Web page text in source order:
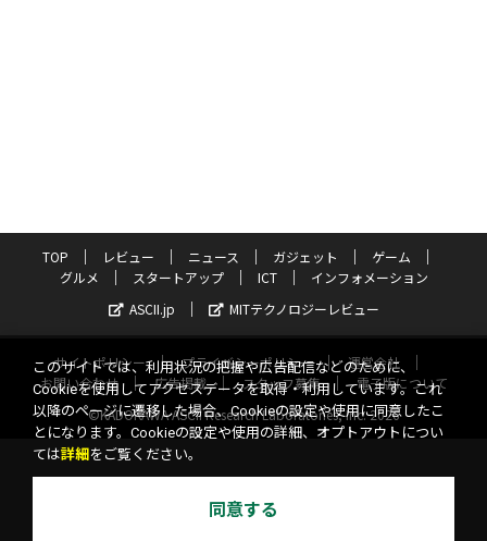
TOP レビュー ニュース ガジェット
ゲーム
グルメ
スタートアップ ICT
インフォメーション
ASCII.jp
MITテクノロジーレビュー
サイトポリシー プライバシーポリシー
運営会社
お問い合わせ
広告掲載 スタッフ募集
電子版について
©KADOKAWA ASCII Research Laboratories, Inc. 2026
このサイトでは、利用状況の把握や広告配信などのために、
Cookieを使用してアクセスデータを取得・利用しています。これ
以降のページに遷移した場合、Cookieの設定や使用に同意したこ
とになります。Cookieの設定や使用の詳細、オプトアウトについ
ては詳細 をご覧ください。
同意する